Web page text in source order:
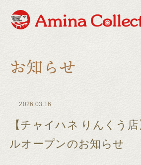
2026.03.16
【チャイハネ りんくう
ルオープンのお知らせ